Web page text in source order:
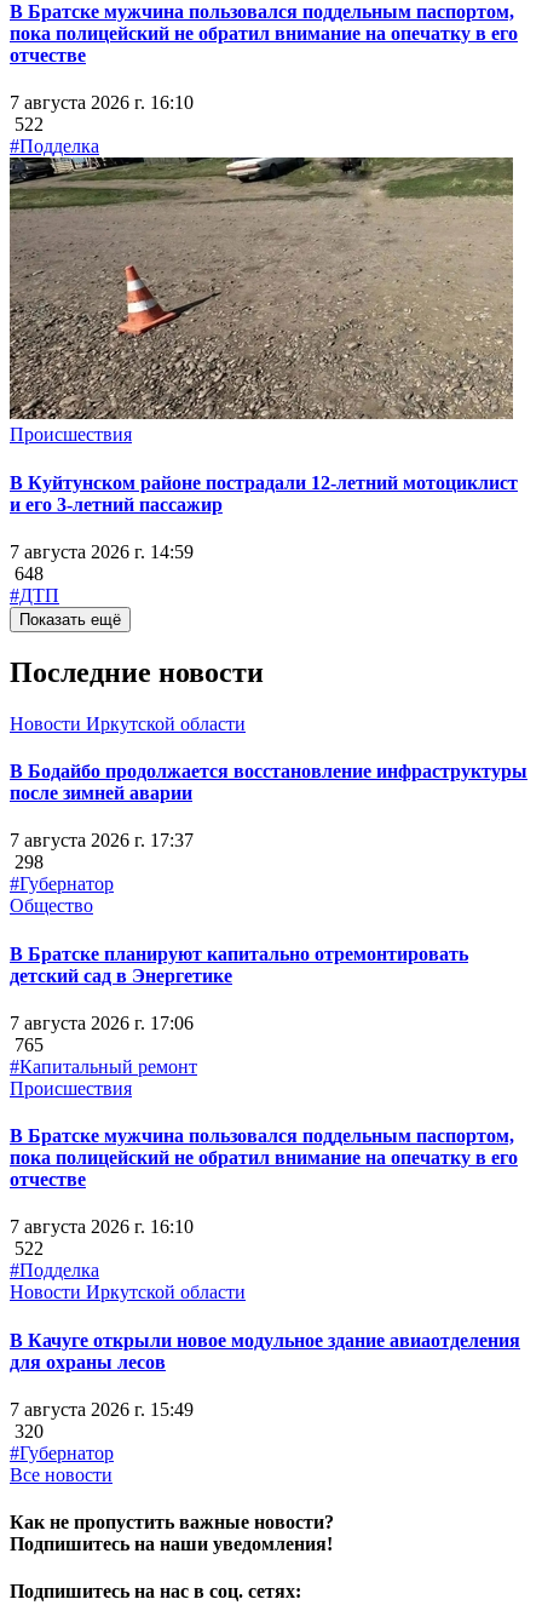
В Братске мужчина пользовался поддельным паспортом,
пока полицейский не обратил внимание на опечатку в его
отчестве
7 августа 2026 г. 16:10
522
#Подделка
Происшествия
В Куйтунском районе пострадали 12-летний мотоциклист
и его 3-летний пассажир
7 августа 2026 г. 14:59
648
#ДТП
Показать ещё
Последние новости
Новости Иркутской области
В Бодайбо продолжается восстановление инфраструктуры
после зимней аварии
7 августа 2026 г. 17:37
298
#Губернатор
Общество
В Братске планируют капитально отремонтировать
детский сад в Энергетике
7 августа 2026 г. 17:06
765
#Капитальный ремонт
Происшествия
В Братске мужчина пользовался поддельным паспортом,
пока полицейский не обратил внимание на опечатку в его
отчестве
7 августа 2026 г. 16:10
522
#Подделка
Новости Иркутской области
В Качуге открыли новое модульное здание авиаотделения
для охраны лесов
7 августа 2026 г. 15:49
320
#Губернатор
Все новости
Как не пропустить важные новости?
Подпишитесь на наши уведомления!
Подпишитесь на нас в соц. сетях: